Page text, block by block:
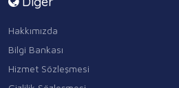
Hakkımızda
Bilgi Bankası
Hizmet Sözleşmesi